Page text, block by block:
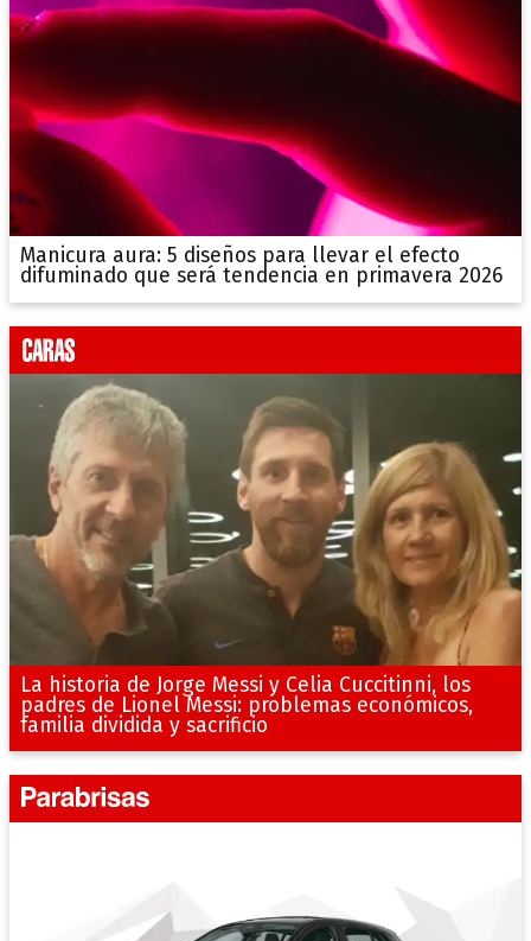
Manicura aura: 5 diseños para llevar el efecto
difuminado que será tendencia en primavera 2026
La historia de Jorge Messi y Celia Cuccitinni, los
padres de Lionel Messi: problemas económicos,
familia dividida y sacrificio